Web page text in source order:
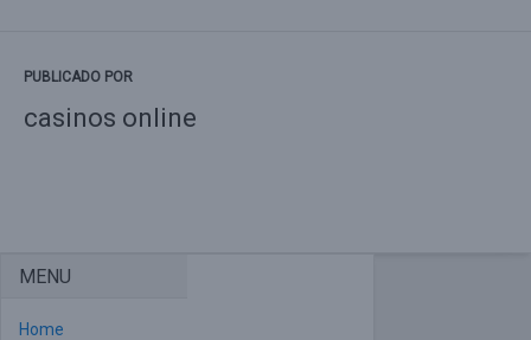
PUBLICADO POR
casinos online
MENU
Home